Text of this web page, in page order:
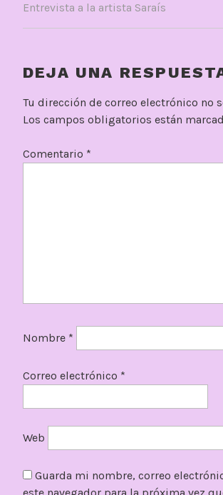
Entrevista a la artista Saraís
DEJA UNA
Tu dirección de correo electrónico no
Los campos obligatorios están
Comentario *
Nombre *
Correo electrónico *
Web
Guarda mi nombre, correo
este navegador para la próxima vez